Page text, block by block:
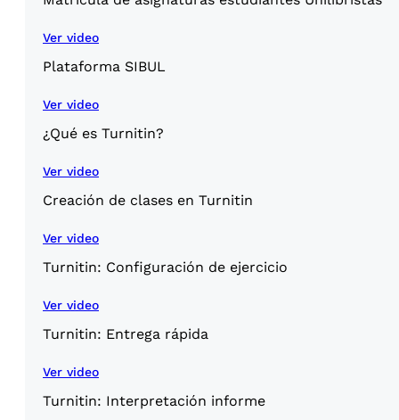
Ver video
Plataforma SIBUL
Ver video
¿Qué es Turnitin?
Ver video
Creación de clases en Turnitin
Ver video
Turnitin: Configuración de ejercicio
Ver video
Turnitin: Entrega rápida
Ver video
Turnitin: Interpretación informe